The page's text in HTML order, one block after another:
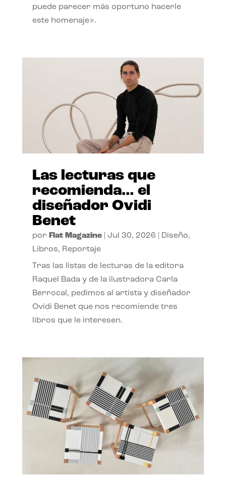
puede parecer más oportuno hacerle
este homenaje».
Las lecturas que
recomienda… el
diseñador Ovidi
Benet
por Flat Magazine| Jul 30, 2026 Diseño,
Libros, Reportaje
Tras las listas de lecturas de la editora
Raquel Bada y de la ilustradora Carla
Berrocal, pedimos al artista y diseñador
Ovidi Benet que nos recomiende tres
libros que le interesen.